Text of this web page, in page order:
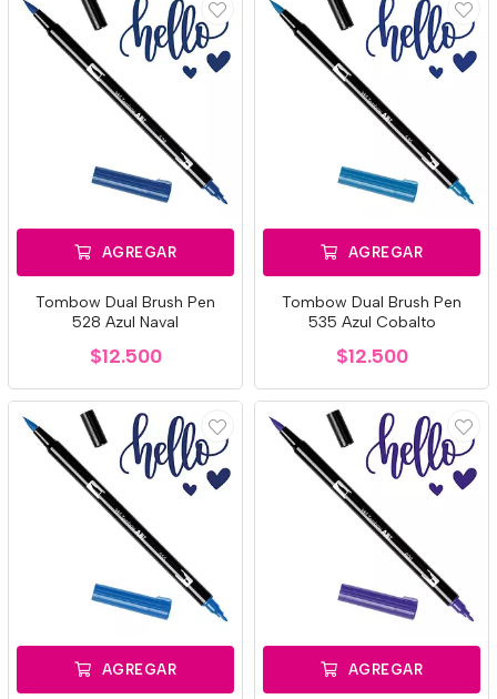
AGREGAR
Tombow Dual Brush Pen
528 Azul Naval
$12.500
AGREGAR
Tombow Dual Brush Pen
535 Azul Cobalto
$12.500
AGREGAR AGREGAR